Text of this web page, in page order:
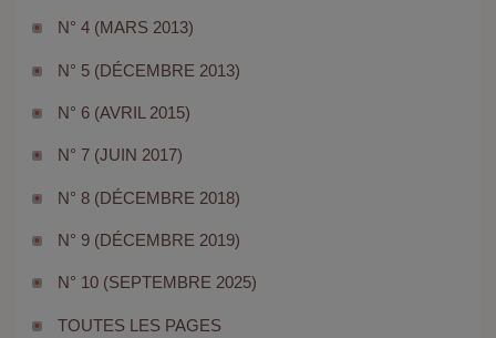
N° 4 (MARS 2013)
N° 5 (DÉCEMBRE 2013)
N° 6 (AVRIL 2015)
N° 7 (JUIN 2017)
N° 8 (DÉCEMBRE 2018)
N° 9 (DÉCEMBRE 2019)
N° 10 (SEPTEMBRE 2025)
TOUTES LES PAGES